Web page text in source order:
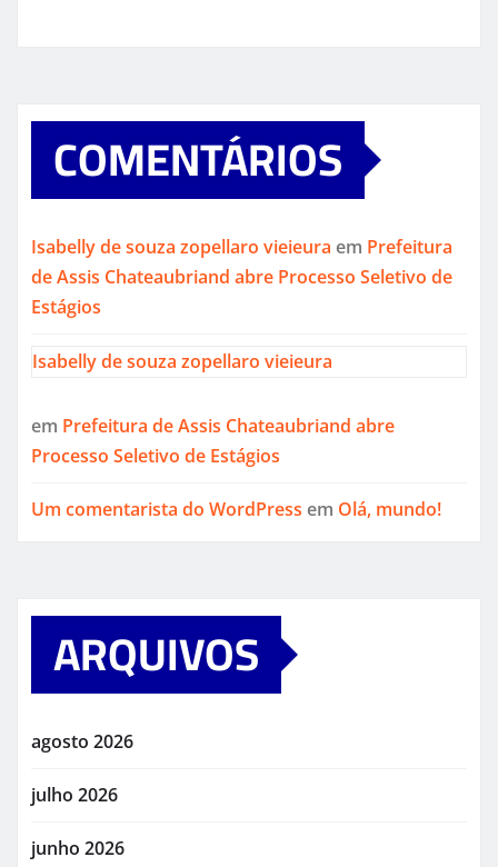
COMENTÁRIOS
Isabelly de souza zopellaro vieieura em Prefeitura
de Assis Chateaubriand abre Processo Seletivo de
Estágios
Isabelly de souza zopellaro vieieura
em Prefeitura de Assis Chateaubriand abre
Processo Seletivo de Estágios
Um comentarista do WordPress em Olá, mundo!
ARQUIVOS
agosto 2026
julho 2026
junho 2026